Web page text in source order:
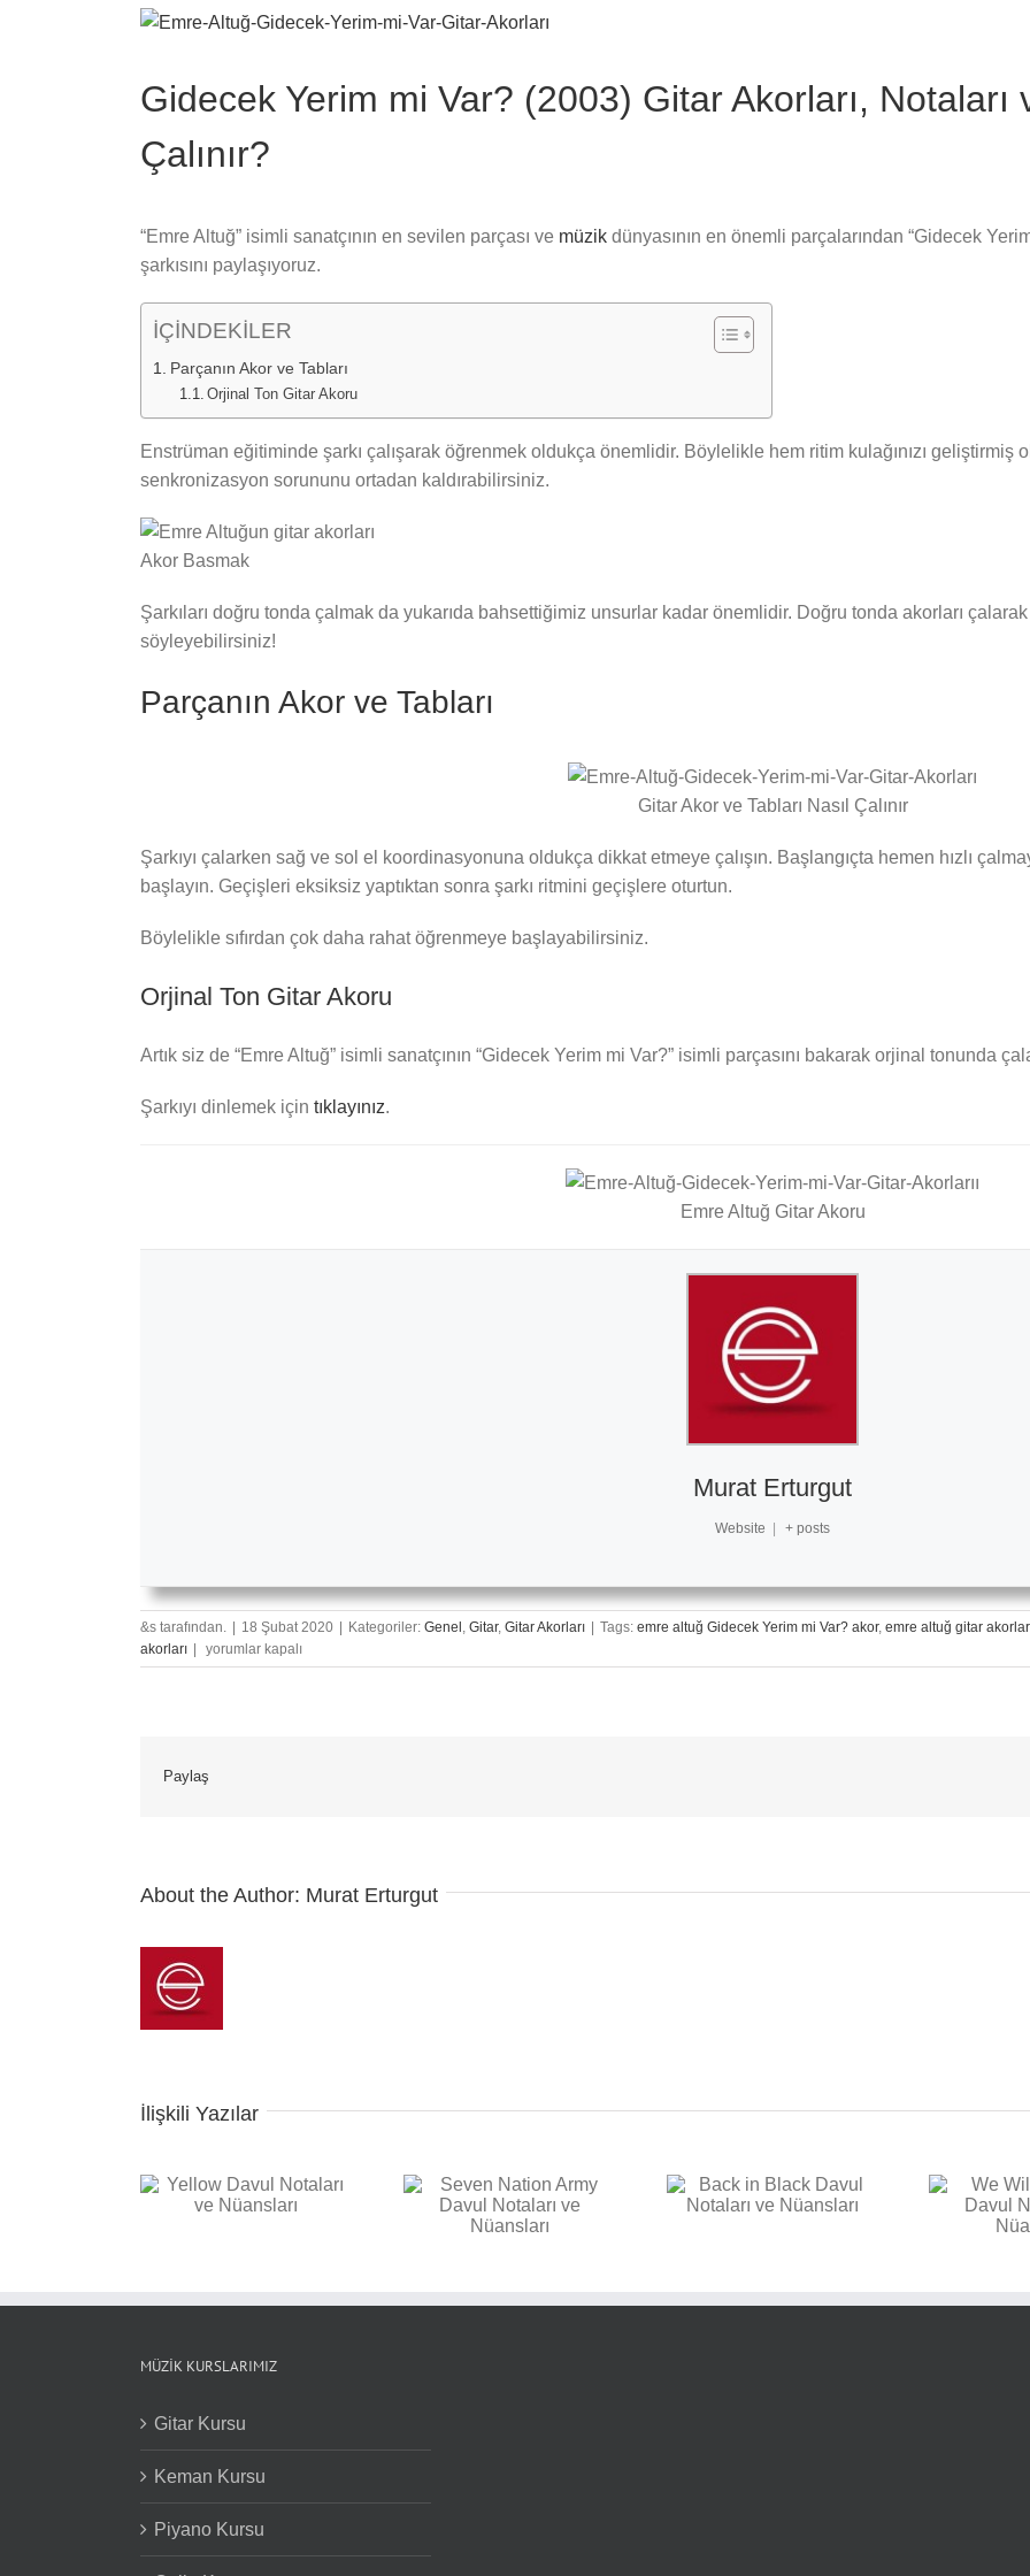
View
Gidecek Yerim mi Var? (2003) Gitar Akorları, Notaları
Çalınır?
“Emre Altuğ” isimli sanatçının en sevilen parçası ve müzik dünyasının en önemli parçalarından “Gidecek
şarkısını paylaşıyoruz.
İÇİNDEKİLER
Parçanın Akor ve Tabları
Orjinal Ton Gitar Akoru
Enstrüman eğitiminde şarkı çalışarak öğrenmek oldukça önemlidir. Böylelikle hem ritim kulağınızı geliştirmiş
senkronizasyon sorununu ortadan kaldırabilirsiniz.
Akor Basmak
Şarkıları doğru tonda çalmak da yukarıda bahsettiğimiz unsurlar kadar önemlidir. Doğru tonda akorları
söyleyebilirsiniz!
Parçanın Akor ve Tabları
Gitar Akor ve Tabları Nasıl Çalınır
Şarkıyı çalarken sağ ve sol el koordinasyonuna oldukça dikkat etmeye çalışın. Başlangıçta hemen hızlı
başlayın. Geçişleri eksiksiz yaptıktan sonra şarkı ritmini geçişlere oturtun.
Böylelikle sıfırdan çok daha rahat öğrenmeye başlayabilirsiniz.
Orjinal Ton Gitar Akoru
Artık siz de “Emre Altuğ” isimli sanatçının “Gidecek Yerim mi Var?” isimli parçasını bakarak orjinal tonunda
Şarkıyı dinlemek için tıklayınız.
Emre Altuğ Gitar Akoru
Murat Erturgut
Website + posts
&s tarafından. 18 Şubat 2020 Kategoriler: Genel , Gitar, Gitar Akorları Tags: emre altuğ Gidecek Yerim mi Var? akor, emre altuğ gitar
akorları
Gidecek
Yerim
Akorları,
Nasıl
yorumlar kapalı
Paylaş
About the Author: Murat Erturgut
İlişkili Yazılar
Seven Nation Army
Back in Black Davul
Notaları ve Nüansları
MÜZIK KURSLARIMIZ
Gitar Kursu
Keman Kursu
Piyano Kursu